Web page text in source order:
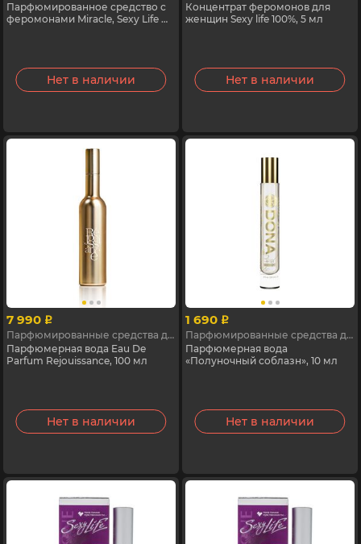
Парфюмированное средство с
феромонами Miracle, Sexy Life №
Нет в наличии
Концентрат феромонов для
женщин Sexy life 100%, 5 мл
Нет в наличии
7 990 p
Парфюмированные средства для женщин с феромонами
Парфюмерная вода Eau De
Parfum Rejouissance, 100 мл
Нет в наличии
1 690 p
Парфюмированные средства для женщин с феромонами
Парфюмерная вода
«Полуночный соблазн», 10 мл
Нет в наличии